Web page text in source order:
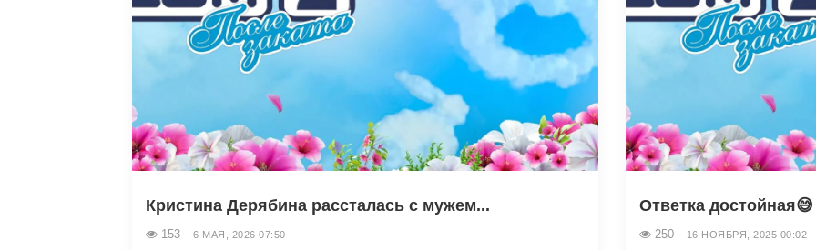
Кристина Дерябина рассталась с мужем...
153 6 МАЯ, 2026 07:50
Ответка достойная😅
250 16 НОЯБРЯ, 2025 00:02